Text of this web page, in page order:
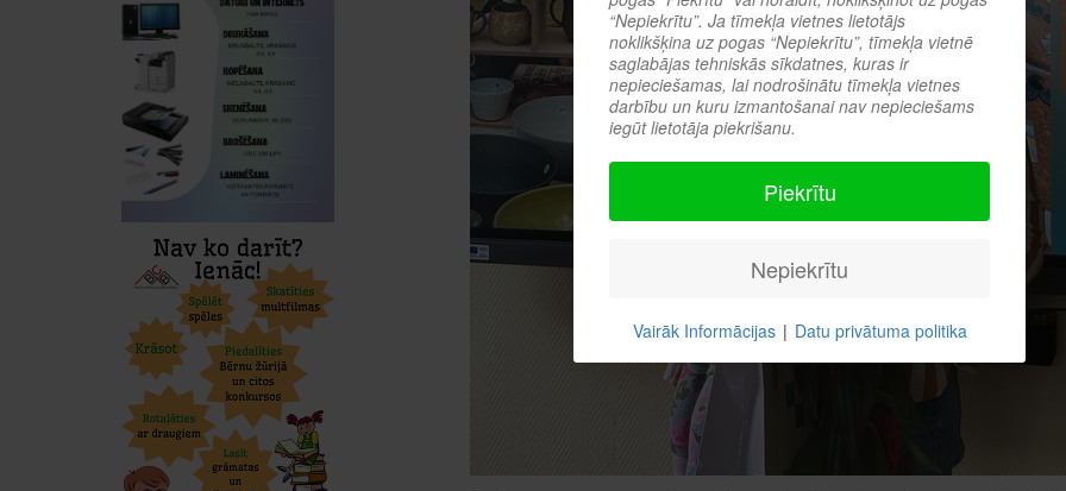
“Nepiekrītu”. Ja tīmekļa vietnes lietotājs
noklikšķina uz pogas “Nepiekrītu”, tīmekļa vietnē
saglabājas tehniskās sīkdatnes, kuras ir
nepieciešamas, lai nodrošinātu tīmekļa vietnes
darbību un kuru izmantošanai nav nepieciešams
iegūt lietotāja piekrišanu.
Piekrītu
Nepiekrītu
Vairāk Informācijas | Datu privātuma politika